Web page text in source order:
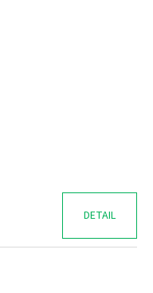
DETAIL